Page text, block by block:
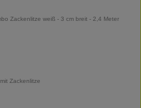
Zackenlitze weiß - 3 cm breit - 2,4 Meter
Zackenlitze